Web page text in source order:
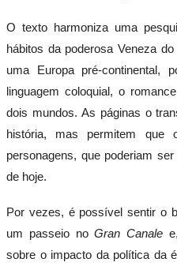
O texto harmoniza uma
hábitos da poderosa Veneza
uma Europa pré-continental,
linguagem coloquial, o
dois mundos. As páginas o
história, mas permitem
personagens, que poderiam
de hoje.
Por vezes, é possível sentir o
um passeio noGran Canale
sobre o impacto da política da